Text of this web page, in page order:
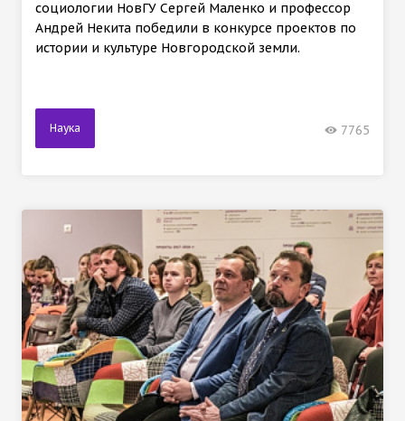
социологии НовГУ Сергей Маленко и профессор
Андрей Некита победили в конкурсе проектов по
истории и культуре Новгородской земли.
Наука 7765